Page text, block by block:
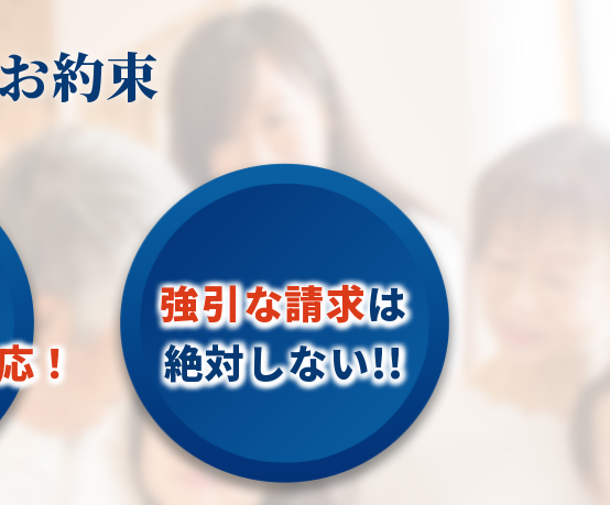
約束
！
強引な請求は
絶対しない!!